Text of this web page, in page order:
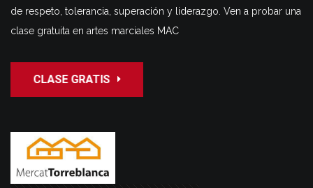
de respeto, tolerancia, superación y liderazgo. Ven a probar una
clase gratuita en artes marciales MAC
CLASE GRATIS